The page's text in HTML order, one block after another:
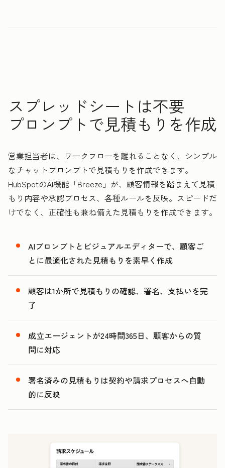
1
5
6
7
9
0
1
1
6
7
9
0
1
2
4
5
1
2
3
5
6
7
8
0
1
2
3
スプレッドシートは不要
プロンプトで見積もりを作成
営業担当者は、ワークフローを離れることなく、シンプル
なチャットプロンプトで見積もりを作成できます。
HubSpotのAI機能「Breeze」が、顧客情報を踏まえて見積
もり内容や承認プロセス、各種ルールを反映。スピードだ
けでなく、正確性も兼ね備えた見積もりを作成できます。
AIプロンプトとビジュアルエディターで、顧客ご
とに最適化された見積もりを素早く作成
顧客は1か所で見積もりの確認、署名、支払いを完
了
成立エージェントが24時間365日、顧客からの質
問に対応
署名済みの見積もりは契約や請求プロセスへ自動
的に反映